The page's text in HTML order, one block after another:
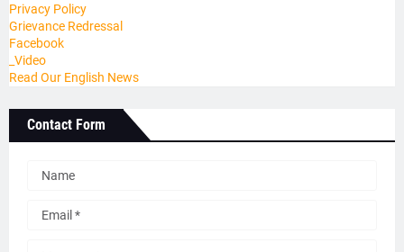
Privacy Policy
Grievance Redressal
Facebook
_Video
Read Our English News
Contact Form